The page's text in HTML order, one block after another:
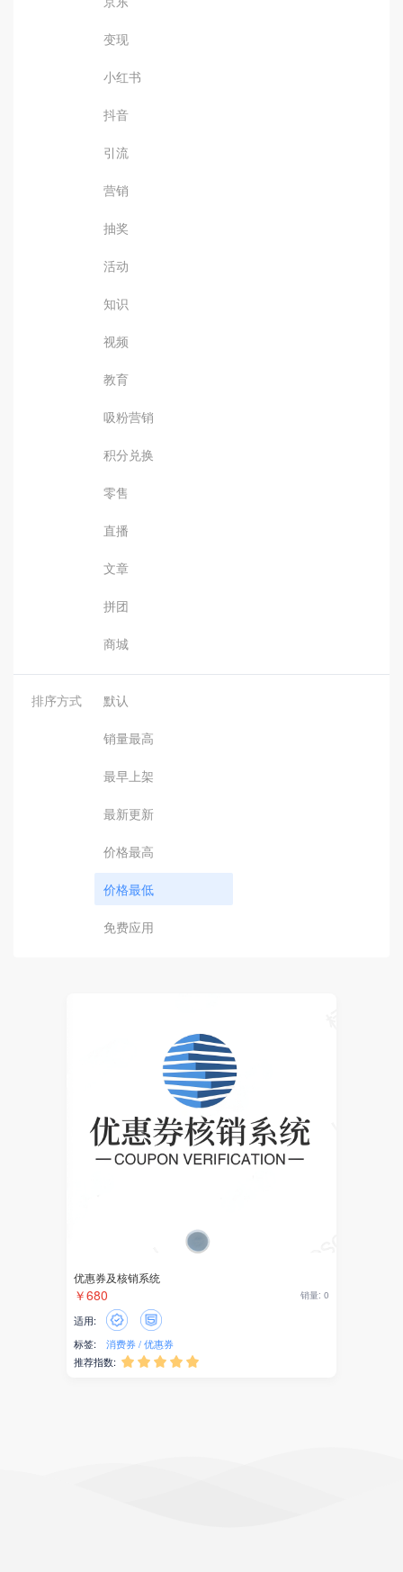
变现
小红书
抖音
引流
营销
抽奖
活动
知识
视频
教育
吸粉营销
积分兑换
零售
直播
文章
拼团
商城
排序方式 默认
销量最高
最早上架
最新更新
价格最高
价格最低
免费应用
优惠券及核销系统
￥680 销量: 0
适用:
标签:
消费券 优惠券
推荐指数:     